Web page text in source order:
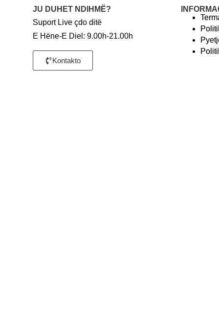
JU DUHET NDIHMË?
Suport Live çdo ditë
E Hëne-E Diel: 9.00h-21.00h
Kontakto